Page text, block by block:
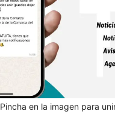
Pincha en la imagen para